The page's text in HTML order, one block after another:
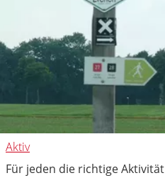
Aktiv
Für jeden die richtige